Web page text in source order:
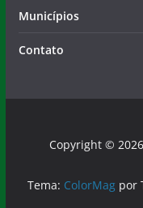
Contato
Copyright ©
Tema:ColorMag por